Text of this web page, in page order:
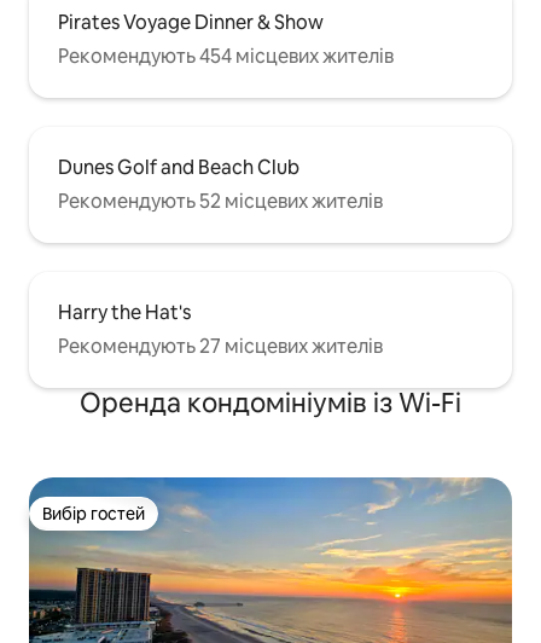
Pirates Voyage Dinner & Show
Рекомендують 454 місцевих жителів
Dunes Golf and Beach Club
Рекомендують 52 місцевих жителів
Harry the Hat's
Рекомендують 27 місцевих жителів
Оренда кондомініумів із Wi-Fi
Вибір гостей
Вибір гостей